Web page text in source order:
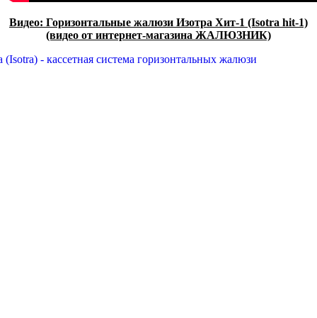
Видео: Горизонтальные жалюзи Изотра Хит-1 (Isotra hit-1)
(видео от интернет-магазина ЖАЛЮЗНИК)